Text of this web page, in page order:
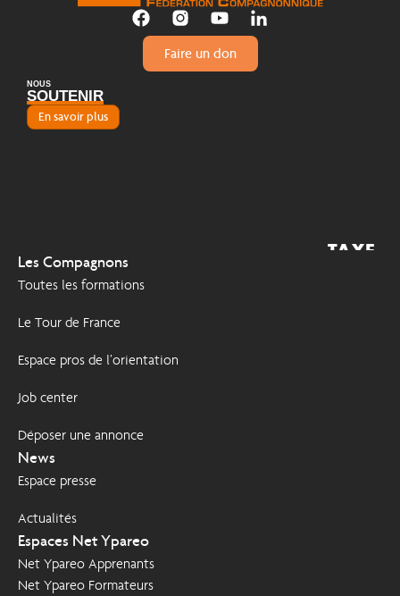
Faire un don
Les Compagnons
Toutes les formations
Le Tour de France
Espace pros de l’orientation
Job center
Déposer une annonce
News
Espace presse
Actualités
Espaces Net Ypareo
Net Ypareo Apprenants
Net Ypareo Formateurs
NOUS
SOUTENIR
En savoir plus
TAXE